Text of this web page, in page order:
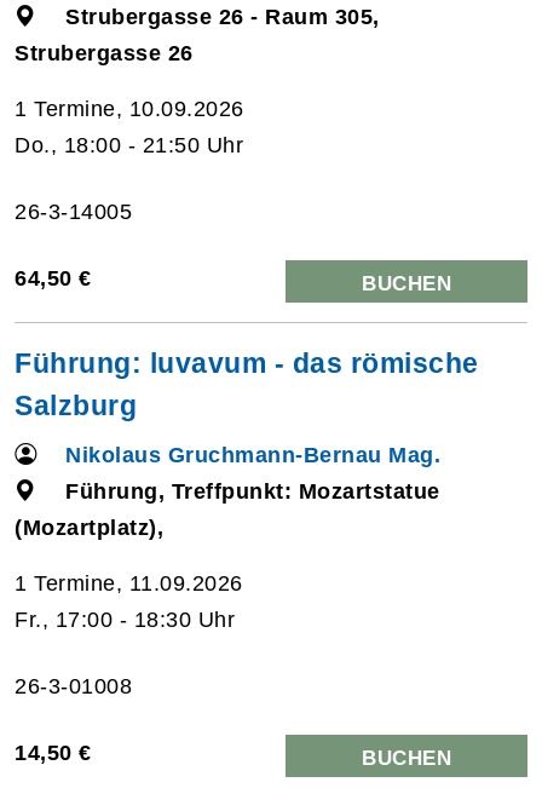
Strubergasse 26 - Raum 305,
Strubergasse 26
1 Termine, 10.09.2026
Do., 18:00 - 21:50 Uhr
26-3-14005
64,50 € BUCHEN
Führung: luvavum - das römische
Salzburg
Nikolaus Gruchmann-Bernau Mag.
Führung, Treffpunkt: Mozartstatue
(Mozartplatz),
1 Termine, 11.09.2026
Fr., 17:00 - 18:30 Uhr
26-3-01008
14,50 € BUCHEN